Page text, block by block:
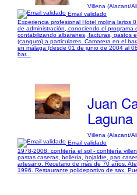
Villena (Alacant/
Email validado
Experiencia profesional Hotel molina larios
de administración, conociendo el programa
contabilizando albaranes, facturas, gastos
(canguro) a particulares. Camarera en el
en málaga (desde 01 de junio de 2004 al
bar...
Juan
Laguna
Villena (Alacant/
Email validado
1978-2008: confitería el sol - confitería
pastas caseras, bollería, hojaldre, pan
artesano. Recetario de más de 70 años.
1996. Restaurante polideportivo de sax.